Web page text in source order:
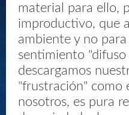
material para ello,
improductivo, que
ambiente y no
sentimiento
descargamos
"frustración" como
nosotros, es pura